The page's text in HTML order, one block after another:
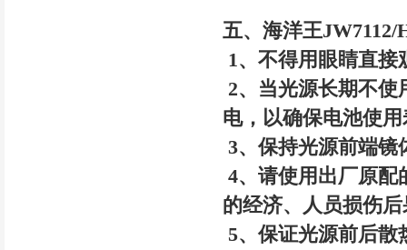
五、海洋王
1、不得用眼睛直
2、当光源长期不使
电，以确保电池使
3、保持光源前端镜
4、请使用出厂原配
的经济、人员损伤
5、保证光源前后